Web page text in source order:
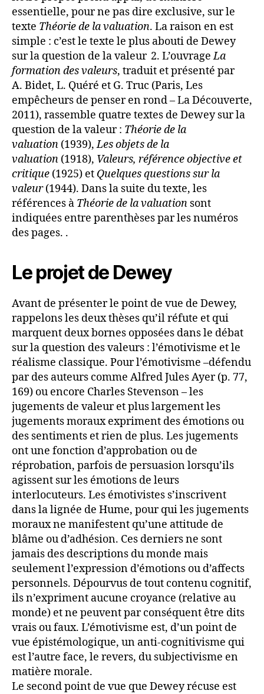
essentielle, pour ne pas dire exclusive, sur le
texte Théorie de la valuation. La raison en est
simple : c’est le texte le plus abouti de Dewey
sur la question de la valeur 2. L’ouvrageLa
formation des valeurs, traduit et présenté par
A. Bidet, L. Quéré et G. Truc (Paris, Les
empêcheurs de penser en rond – La Découverte,
2011), rassemble quatre textes de Dewey sur la
question de la valeur : Théorie de la
valuation (1939),Les objets de la
valuation (1918), Valeurs, référence objective et
critique (1925) et Quelques questions sur la
valeur(1944). Dans la suite du texte, les
références à Théorie de la valuation sont
indiquées entre parenthèses par les numéros
des pages. .
Le projet de Dewey
Avant de présenter le point de vue de Dewey,
rappelons les deux thèses qu’il réfute et qui
marquent deux bornes opposées dans le débat
sur la question des valeurs : l’émotivisme et le
réalisme classique. Pour l’émotivisme –défendu
par des auteurs comme Alfred Jules Ayer (p. 77,
169) ou encore Charles Stevenson – les
jugements de valeur et plus largement les
jugements moraux expriment des émotions ou
des sentiments et rien de plus. Les jugements
ont une fonction d’approbation ou de
réprobation, parfois de persuasion lorsqu’ils
agissent sur les émotions de leurs
interlocuteurs. Les émotivistes s’inscrivent
dans la lignée de Hume, pour qui les jugements
moraux ne manifestent qu’une attitude de
blâme ou d’adhésion. Ces derniers ne sont
jamais des descriptions du monde mais
seulement l’expression d’émotions ou d’affects
personnels. Dépourvus de tout contenu cognitif,
ils n’expriment aucune croyance (relative au
monde) et ne peuvent par conséquent être dits
vrais ou faux. L’émotivisme est, d’un point de
vue épistémologique, un anti-cognitivisme qui
est l’autre face, le revers, du subjectivisme en
matière morale.
Le second point de vue que Dewey récuse est